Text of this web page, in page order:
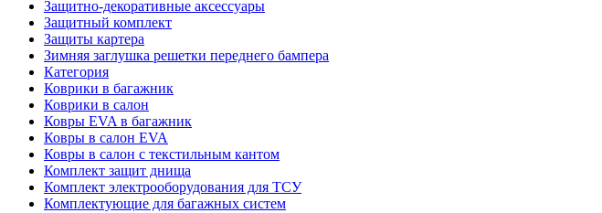
Защитно-декоративные аксессуары
Защитный комплект
Защиты картера
Зимняя заглушка решетки переднего бампера
Категория
Коврики в багажник
Коврики в салон
Ковры EVA в багажник
Ковры в салон EVA
Ковры в салон с текстильным кантом
Комплект защит днища
Комплект электрооборудования для ТСУ
Комплектующие для багажных систем